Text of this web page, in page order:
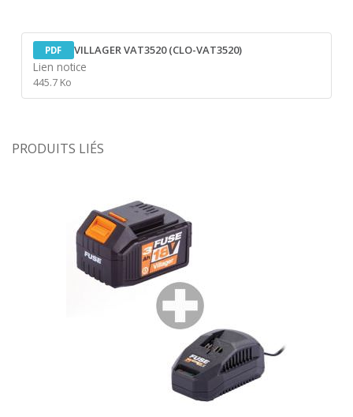
PDF VILLAGER VAT3520 (CLO-VAT3520)
Lien notice
445.7 Ko
PRODUITS LIÉS